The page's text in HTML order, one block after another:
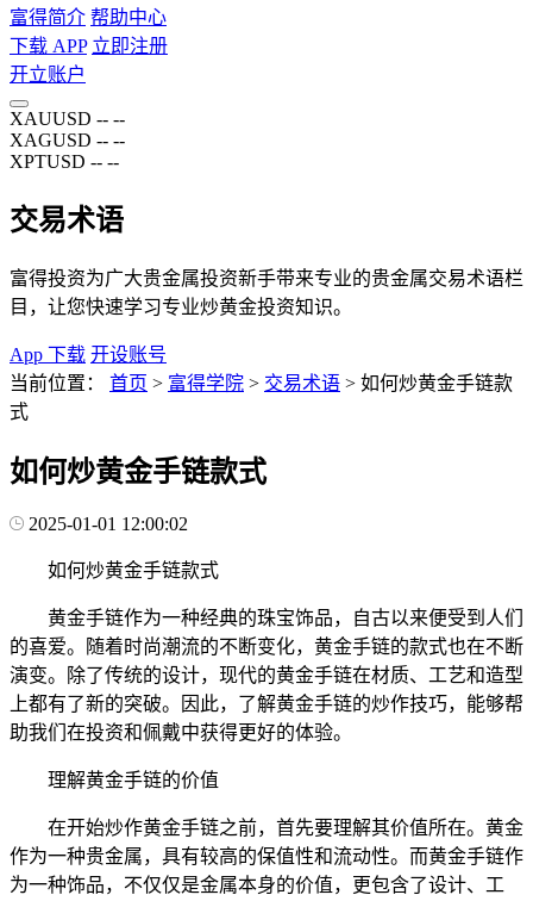
富得简介 帮助中心
下载 APP 立即注册
开立账户
XAUUSD -- --
XAGUSD -- --
XPTUSD -- --
交易术语
富得投资为广大贵金属投资新手带来专业的贵金属交易术语栏
目，让您快速学习专业炒黄金投资知识。
App 下载 开设账号
当前位置：
首页 > 富得学院 > 交易术语 > 如何炒黄金手链款
式
如何炒黄金手链款式
2025-01-01 12:00:02
如何炒黄金手链款式
黄金手链作为一种经典的珠宝饰品，自古以来便受到人们
的喜爱。随着时尚潮流的不断变化，黄金手链的款式也在不断
演变。除了传统的设计，现代的黄金手链在材质、工艺和造型
上都有了新的突破。因此，了解黄金手链的炒作技巧，能够帮
助我们在投资和佩戴中获得更好的体验。
理解黄金手链的价值
在开始炒作黄金手链之前，首先要理解其价值所在。黄金
作为一种贵金属，具有较高的保值性和流动性。而黄金手链作
为一种饰品，不仅仅是金属本身的价值，更包含了设计、工